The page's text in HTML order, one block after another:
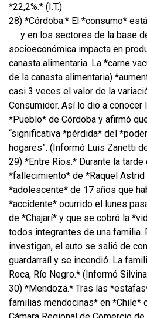
*22,2%.* (I.T.)
28) *Córdoba.* El *consumo*
y en los sectores de la base
socioeconómica impacta en
canasta alimentaria. La *carne
de la canasta alimentaria)
casi 3 veces el valor de la
Consumidor. Así lo dio a
*Pueblo* de Córdoba y afirmó
“significativa *pérdida* del
hogares”. (Informó Luis Zanetti
29) *Entre Ríos.* Durante la
*fallecimiento* de *Raquel Astrid
*adolescente* de 17 años que
*accidente* ocurrido el lunes
de *Chajarí* y que se cobró la
todos integrantes de una familia.
investigan, el auto se salió de
guardarraíl y se incendió. La
Roca, Río Negro.* (Informó
30) *Mendoza.* Tras las
familias mendocinas* en *Chile*